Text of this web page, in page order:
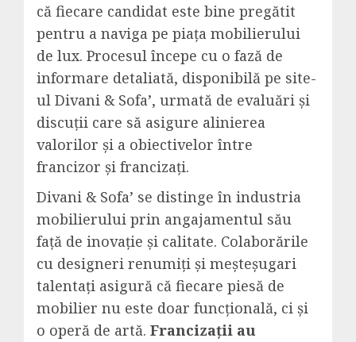
că fiecare candidat este bine pregătit
pentru a naviga pe piața mobilierului
de lux. Procesul începe cu o fază de
informare detaliată, disponibilă pe site-
ul Divani & Sofa’, urmată de evaluări și
discuții care să asigure alinierea
valorilor și a obiectivelor între
francizor și francizați.
Divani & Sofa’ se distinge în industria
mobilierului prin angajamentul său
față de inovație și calitate. Colaborările
cu designeri renumiți și meșteșugari
talentați asigură că fiecare piesă de
mobilier nu este doar funcțională, ci și
o operă de artă. Francizații au